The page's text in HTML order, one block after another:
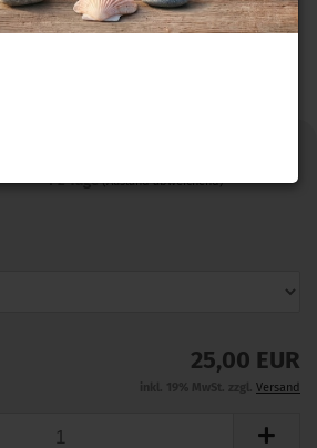
1-2 Tage(Ausland abweichend)
25,00 EUR
Versand